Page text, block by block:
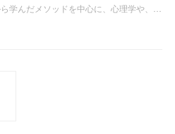
学んだメソッドを中心に、心理学や、…